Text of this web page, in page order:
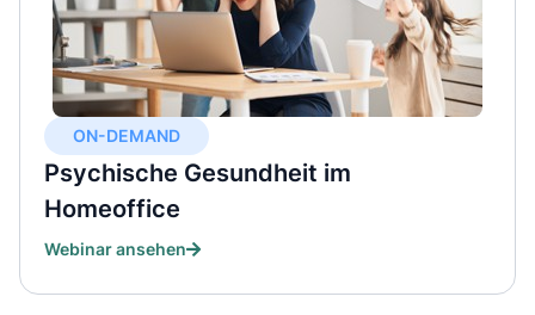
ON-DEMAND
Psychische Gesundheit im
Homeoffice
Webinar ansehen